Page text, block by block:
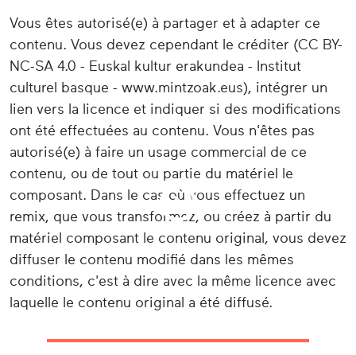
Vous êtes autorisé(e) à partager et à adapter ce
contenu. Vous devez cependant le créditer (CC BY-
NC-SA 4.0 - Euskal kultur erakundea - Institut
culturel basque - www.mintzoak.eus), intégrer un
lien vers la licence et indiquer si des modifications
ont été effectuées au contenu. Vous n'êtes pas
autorisé(e) à faire un usage commercial de ce
contenu, ou de tout ou partie du matériel le
composant. Dans le cas où vous effectuez un
remix, que vous transformez, ou créez à partir du
matériel composant le contenu original, vous devez
diffuser le contenu modifié dans les mêmes
conditions, c'est à dire avec la même licence avec
laquelle le contenu original a été diffusé.